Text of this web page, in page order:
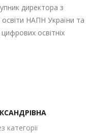
директора з
освіти НАПН України та
освітніх
категорії